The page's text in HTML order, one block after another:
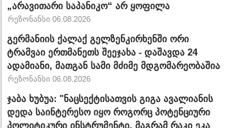
„არავითარი საპანიკო“ არ ყოფილა
რეზონანსი 06.08.2026
გერმანიის ქალაქ გელზენკირხენში ორი
ტრამვაი ერთმანეთს შეეჯახა - დაშავდა 24
ადამიანი, მათგან სამი მძიმე მდგომარეობაშია
რეზონანსი 06.08.2026
ჯაბა ხუბუა: "ნაცსექტისათვის გიგა ავალიანის
დედა საინტერესო იყო როგორც პოტენციური
პოლიტიკური ინსტრუმენტი, მაგრამ რაკი ეკა